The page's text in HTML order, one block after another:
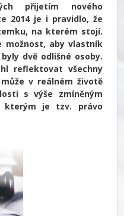
přijetím nového
2014 je i pravidlo, že
na kterém stojí.
možnost, aby vlastník
dvě odlišné osoby.
reflektovat všechny
v reálném životě
s výše zmíněným
je tzv. právo